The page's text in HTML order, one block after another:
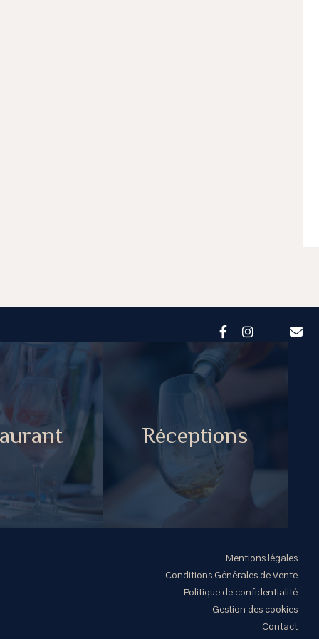
Réceptions
Mentions légales
Conditions Générales de Vente
Politique de confidentialité
Gestion des cookies
Contact